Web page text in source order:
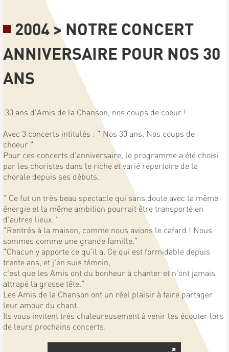
2004 > NOTRE CONCERT
ANNIVERSAIRE POUR NOS 30
ANS
30 ans d'Amis de la Chanson, nos coups de coeur !
Avec 3 concerts intitulés : " Nos 30 ans, Nos coups de
choeur "
Pour ces concerts d'anniversaire, le programme a été choisi
par les choristes dans le riche et varié répertoire de la
chorale depuis ses débuts.
" Ce fut un très beau spectacle qui sans doute avec la même
énergie et la même ambition pourrait être transporté en
d'autres lieux. "
"Rentrés à la maison, comme nous avions le cafard ! Nous
sommes comme une grande famille."
"Chacun y apporte ce qu'il a. Ce qui est formidable depuis
trente ans, et j'en suis témoin,
c'est que les Amis ont du bonheur à chanter et n'ont jamais
attrapé la grosse tête."
Les Amis de la Chanson ont un réel plaisir à faire partager
leur amour du chant.
Ils vous invitent très chaleureusement à venir les écouter lors
de leurs prochains concerts.